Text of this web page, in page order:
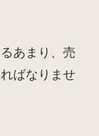
あまり、売
ばなりませ